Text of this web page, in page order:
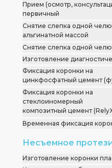
Несъемное
Прием (осмотр,
первичный
Изготовление коронки
Снятие слепка одной
альгинатной массой
Снятие слепка одной
Изготовление
модели
Фиксация коронки на
цинкфосфатный цемент
Фиксация коронки на
стеклоиномерный
композитный цемент
Временная фиксация